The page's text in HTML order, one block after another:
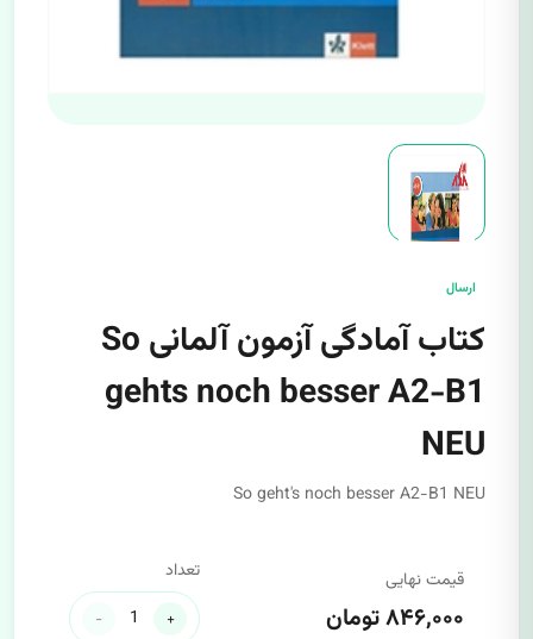
ارسال
کتاب آمادگی آزمون آلمانی So
gehts noch besser A2-B1
NEU
So geht's noch besser A2-B1 NEU
قیمت نهایی
۸۴۶,۰۰۰ تومان
تعداد
+
-